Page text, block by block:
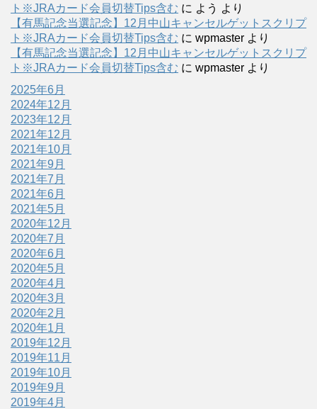
ト※JRAカード会員切替Tips含む に よう より
【有馬記念当選記念】12月中山キャンセルゲットスクリプ
ト※JRAカード会員切替Tips含む に wpmaster より
【有馬記念当選記念】12月中山キャンセルゲットスクリプ
ト※JRAカード会員切替Tips含む に wpmaster より
2025年6月
2024年12月
2023年12月
2021年12月
2021年10月
2021年9月
2021年7月
2021年6月
2021年5月
2020年12月
2020年7月
2020年6月
2020年5月
2020年4月
2020年3月
2020年2月
2020年1月
2019年12月
2019年11月
2019年10月
2019年9月
2019年4月